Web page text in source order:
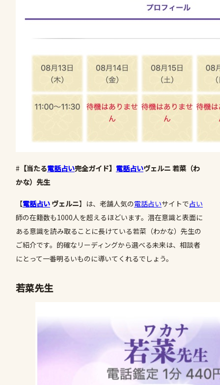
# 【当たる電話占い完全ガイド】 電話占いヴェルニ 若菜（わ
かな）先生
【電話占い ヴェルニ】は、老舗人気の電話占いサイトで占い
師の在籍数も1000人を超えるほどいます。潜在意識と表面に
ある意識を読み取ることに長けている若菜（わかな）先生の
ご紹介です。的確なリーディングから選べる未来は、相談者
にとって一番明るいものに導いてくれるでしょう。
若菜先生